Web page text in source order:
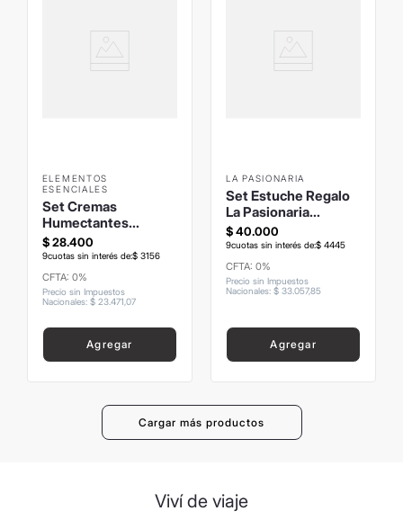
ELEMENTOS
ESENCIALES
Set Cremas
Humectantes
Gardenia + Peonia
$ 28.400
9cuotas sin interés de:$ 3156
CFTA: 0%
Precio sin Impuestos
Nacionales: $ 23.471 07
Agregar
LA PASIONARIA
Set Estuche Regalo
La Pasionaria
Jabones y Cremas
Uva
$40.000
9cuotas sin interés de:$ 4445
CFTA: 0%
Precio sin Impuestos
Nacionales: $ 33057,85
Agregar
Viví de viaje